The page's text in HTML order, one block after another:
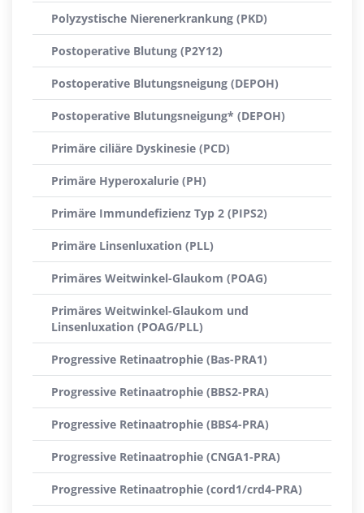
Polyzystische Nierenerkrankung (PKD)
Postoperative Blutung (P2Y12)
Postoperative Blutungsneigung (DEPOH)
Postoperative Blutungsneigung* (DEPOH)
Primäre ciliäre Dyskinesie (PCD)
Primäre Hyperoxalurie (PH)
Primäre Immundefizienz Typ 2 (PIPS2)
Primäre Linsenluxation (PLL)
Primäres Weitwinkel-Glaukom (POAG)
Primäres Weitwinkel-Glaukom und
Linsenluxation (POAG/PLL)
Progressive Retinaatrophie (Bas-PRA1)
Progressive Retinaatrophie (BBS2-PRA)
Progressive Retinaatrophie (BBS4-PRA)
Progressive Retinaatrophie (CNGA1-PRA)
Progressive Retinaatrophie (cord1/crd4-PRA)